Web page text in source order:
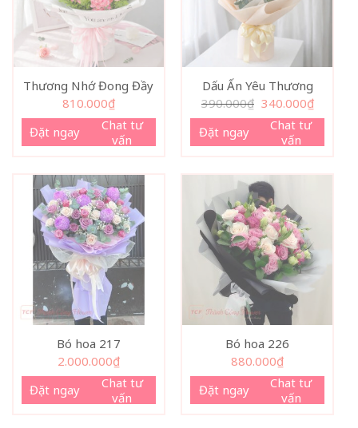
Thương Nhớ Đong Đầy
810.000₫
Đặt ngay
Chat tư
vấn
Dấu Ấn Yêu Thương
390.000₫ Giá
gốc
là:
390.000₫.
340.000₫Giá
hiện
tại
Đặt ngay
Chat tư
vấn
Bó hoa 217
2.000.000₫
Đặt ngay
Chat tư
vấn
Bó hoa 226
880.000₫
Đặt ngay
Chat tư
vấn